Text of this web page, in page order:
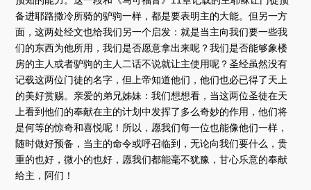
备进耶路撒冷所骑的驴驹一样，都是要表明主的大能。但另一方
面，这两处经文也给我们另一个启发：就是当主向我们要一些我
们的东西为他所用，我们是否愿意拿出来呢？我们是否能够象楼
房的主人或者驴驹的主人二话不说就让主使用呢？圣经虽然没有
记载这两位门徒的名字，但上帝知道他们，他们也必已得了天上
的美好赏赐。亲爱的弟兄姊妹：我们想想看，当这两位圣徒在天
上看到他们的奉献在主的计划中发挥了多么奇妙的作用，他们将
是何等的惊奇和喜悦呢！所以，愿我们每一位也能像他们一样，
随时做好预备，当主的命令或呼召临到，无论向我们要什么，贵
重的也好，微小的也好，愿我们都能毫不犹豫，甘心乐意的奉献
给主，阿们！